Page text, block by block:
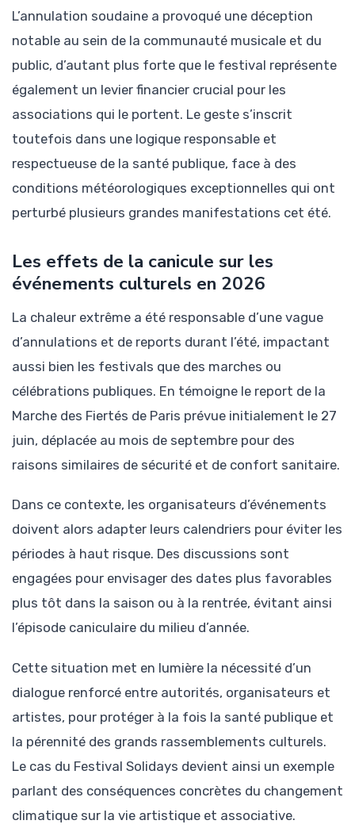
L’annulation soudaine a provoqué une déception
notable au sein de la communauté musicale et du
public, d’autant plus forte que le festival représente
également un levier financier crucial pour les
associations qui le portent. Le geste s’inscrit
toutefois dans une logique responsable et
respectueuse de la santé publique, face à des
conditions météorologiques exceptionnelles qui ont
perturbé plusieurs grandes manifestations cet été.
Les effets de la canicule sur les
événements culturels en 2026
La chaleur extrême a été responsable d’une vague
d’annulations et de reports durant l’été, impactant
aussi bien les festivals que des marches ou
célébrations publiques. En témoigne le report de la
Marche des Fiertés de Paris prévue initialement le 27
juin, déplacée au mois de septembre pour des
raisons similaires de sécurité et de confort sanitaire.
Dans ce contexte, les organisateurs d’événements
doivent alors adapter leurs calendriers pour éviter les
périodes à haut risque. Des discussions sont
engagées pour envisager des dates plus favorables
plus tôt dans la saison ou à la rentrée, évitant ainsi
l’épisode caniculaire du milieu d’année.
Cette situation met en lumière la nécessité d’un
dialogue renforcé entre autorités, organisateurs et
artistes, pour protéger à la fois la santé publique et
la pérennité des grands rassemblements culturels.
Le cas du Festival Solidays devient ainsi un exemple
parlant des conséquences concrètes du changement
climatique sur la vie artistique et associative.